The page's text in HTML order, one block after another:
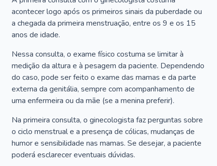
acontecer logo após os primeiros sinais da puberdade ou
a chegada da primeira menstruação, entre os 9 e os 15
anos de idade.
Nessa consulta, o exame físico costuma se limitar à
medição da altura e à pesagem da paciente. Dependendo
do caso, pode ser feito o exame das mamas e da parte
externa da genitália, sempre com acompanhamento de
uma enfermeira ou da mãe (se a menina preferir).
Na primeira consulta, o ginecologista faz perguntas sobre
o ciclo menstrual e a presença de cólicas, mudanças de
humor e sensibilidade nas mamas. Se desejar, a paciente
poderá esclarecer eventuais dúvidas.